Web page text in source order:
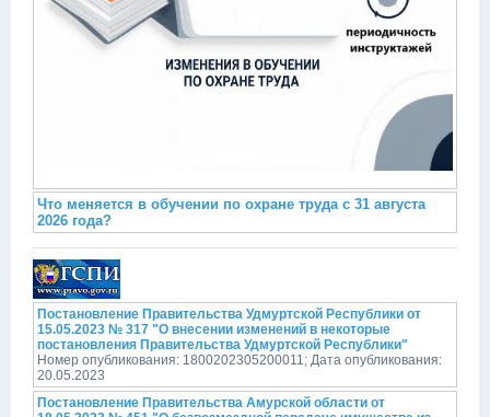
Что меняется в обучении по охране труда с 31 августа
2026 года?
Постановление Правительства Удмуртской Республики от
15.05.2023 № 317 "О внесении изменений в некоторые
постановления Правительства Удмуртской Республики"
Номер опубликования: 1800202305200011; Дата опубликования:
20.05.2023
Постановление Правительства Амурской области от